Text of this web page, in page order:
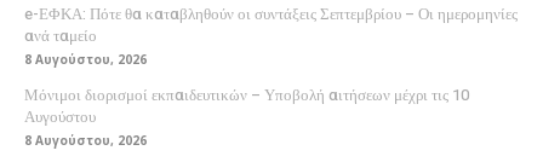
e-ΕΦΚΑ: Πότε θα καταβληθούν οι συντάξεις Σεπτεμβρίου – Οι ημερομηνίες
ανά ταμείο
8 Αυγούστου, 2026
Μόνιμοι διορισμοί εκπαιδευτικών – Υποβολή αιτήσεων μέχρι τις 10
Αυγούστου
8 Αυγούστου, 2026